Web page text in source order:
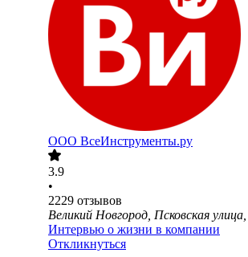
ООО ВсеИнструменты.ру
3.9
•
2229 отзывов
Великий Новгород, Псковская
Интервью о жизни в компании
Откликнуться